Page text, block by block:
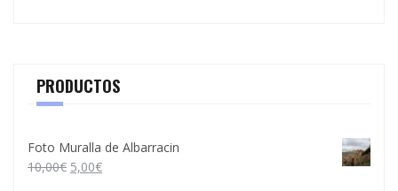
PRODUCTOS
Foto Muralla de Albarracin
10,00€ 5,00€